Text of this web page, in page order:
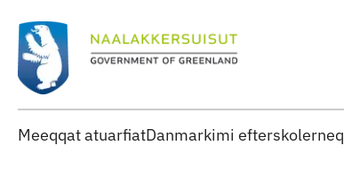
Meeqqat atuarfiatDanmarkimi efterskolerneq